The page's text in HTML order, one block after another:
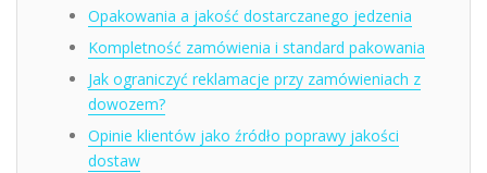
Opakowania a jakość dostarczanego jedzenia
Kompletność zamówienia i standard pakowania
Jak ograniczyć reklamacje przy zamówieniach z
dowozem?
Opinie klientów jako źródło poprawy jakości
dostaw